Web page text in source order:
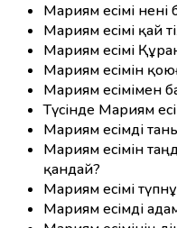
Мариям есімі нені
Мариям есімі қай
Мариям есімі
Мариям есімін
Мариям есімімен
Түсінде Мариям
Мариям есімді
Мариям есімін
қандай?
Мариям есімі
Мариям есімді